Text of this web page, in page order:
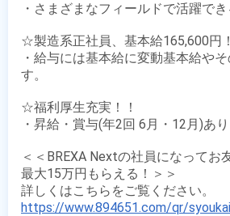
・さまざまなフィールドで活躍で
☆製造系正社員、基本給165,600円
・給与には基本給に変動基本給や
す。
☆福利厚生充実！！
・昇給・賞与(年2回 6月・12月)あり
＜＜BREXA Nextの社員になってお
最大15万円もらえる！＞＞
https://www.894651.com/qr/